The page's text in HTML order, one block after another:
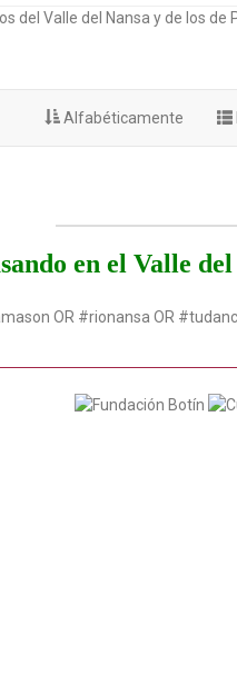
del Valle del Nansa y de los
Alfabéticamente
en el Valle
OR #rionansa OR